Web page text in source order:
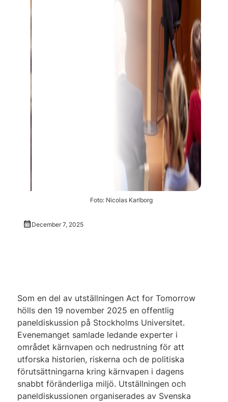
Foto: Nicolas Karlborg
December 7, 2025
Som en del av utställningen Act for Tomorrow
hölls den 19 november 2025 en offentlig
paneldiskussion på Stockholms Universitet.
Evenemanget samlade ledande experter i
området kärnvapen och nedrustning för att
utforska historien, riskerna och de politiska
förutsättningarna kring kärnvapen i dagens
snabbt föränderliga miljö. Utställningen och
paneldiskussionen organiserades av Svenska